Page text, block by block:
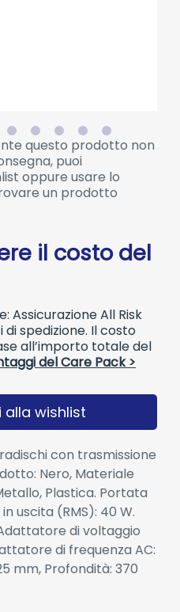
questo prodotto non
puoi
oppure usare lo
un prodotto
il costo del
Assicurazione All Risk
spedizione. Il costo
all’importo totale del
del Care Pack >
alla wishlist
con trasmissione
Nero, Materiale
Plastica. Portata
uscita (RMS): 40 W.
di voltaggio
di frequenza AC:
mm, Profondità: 370